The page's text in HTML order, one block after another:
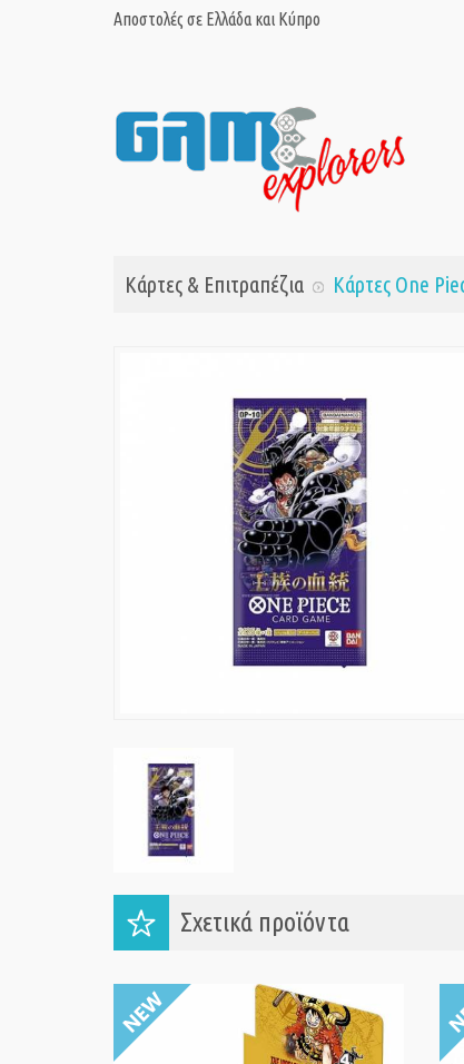
Αποστολές σε Ελλάδα και Κύπρο
Κάρτες & Επιτραπέζια Κάρτες One
Σχετικά προϊόντα